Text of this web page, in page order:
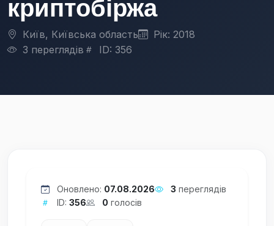
криптобіржа
Київ, Київська область
Рік: 2018
3 переглядів
ID: 356
Оновлено: 07.08.2026 3 переглядів
ID: 356 0 голосів